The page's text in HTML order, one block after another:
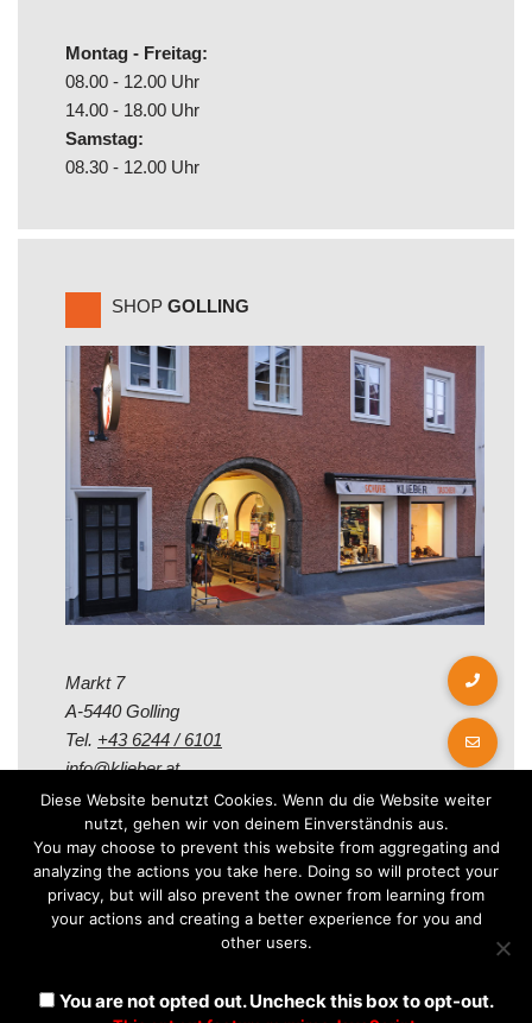
Montag - Freitag:
08.00 - 12.00 Uhr
14.00 - 18.00 Uhr
Samstag:
08.30 - 12.00 Uhr
SHOP GOLLING
Markt 7
A-5440 Golling
Tel. +43 6244 / 6101
info@klieber.at
Öffungszeiten
Montag - Freitag:
08.00 - 12.00 Uhr
08.30 - 12.30 Uhr
Diese Website benutzt Cookies. Wenn du die Website weiter
nutzt, gehen wir von deinem Einverständnis aus.
You may choose to prevent this website from aggregating and
analyzing the actions you take here. Doing so will protect your
privacy, but will also prevent the owner from learning from
your actions and creating a better experience for you and
other users.
You are not opted out. Uncheck this box to opt-out.